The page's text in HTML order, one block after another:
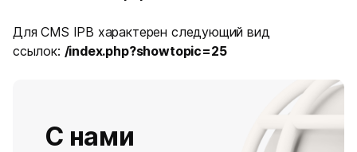
Для CMS IPB характерен следующий вид
ссылок: /index.php?showtopic=25
С нами